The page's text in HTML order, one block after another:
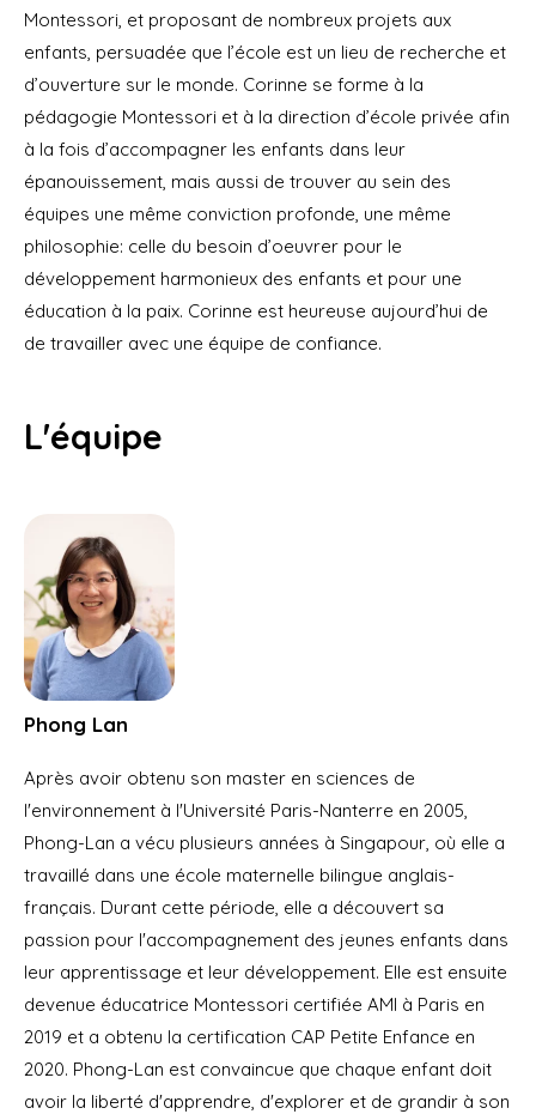
Montessori, et proposant de nombreux projets aux
enfants, persuadée que l’école est un lieu de recherche et
d’ouverture sur le monde. Corinne se forme à la
pédagogie Montessori et à la direction d’école privée afin
à la fois d’accompagner les enfants dans leur
épanouissement, mais aussi de trouver au sein des
équipes une même conviction profonde, une même
philosophie: celle du besoin d’oeuvrer pour le
développement harmonieux des enfants et pour une
éducation à la paix. Corinne est heureuse aujourd’hui de
de travailler avec une équipe de confiance.
L'équipe
Phong Lan
Après avoir obtenu son master en sciences de
l'environnement à l'Université Paris-Nanterre en 2005,
Phong-Lan a vécu plusieurs années à Singapour, où elle a
travaillé dans une école maternelle bilingue anglais-
français. Durant cette période, elle a découvert sa
passion pour l'accompagnement des jeunes enfants dans
leur apprentissage et leur développement. Elle est ensuite
devenue éducatrice Montessori certifiée AMI à Paris en
2019 et a obtenu la certification CAP Petite Enfance en
2020. Phong-Lan est convaincue que chaque enfant doit
avoir la liberté d'apprendre, d'explorer et de grandir à son